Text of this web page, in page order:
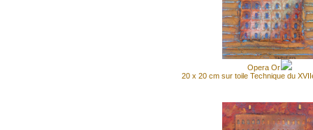
Opera Or
20 x 20 cm sur toile Technique du